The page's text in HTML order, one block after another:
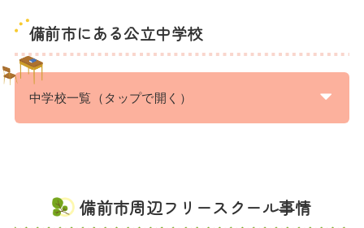
備前市にある公立中学校
中学校一覧（タップで開く）
備前市周辺フリースクール事情